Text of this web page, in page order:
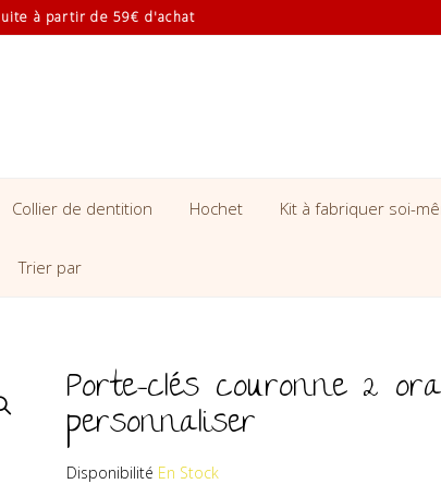
à partir de 59€ d'achat
Collier de dentition Hochet Kit à fabriquer soi-
Trier par
Porte-clés couronne 2
personnaliser
Disponibilité En Stock